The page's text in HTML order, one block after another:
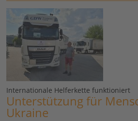
Internationale Helferkette funktioniert
Unterstützung für
Ukraine